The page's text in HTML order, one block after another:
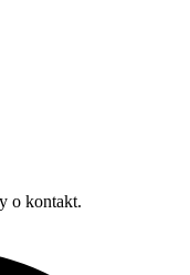
o kontakt.